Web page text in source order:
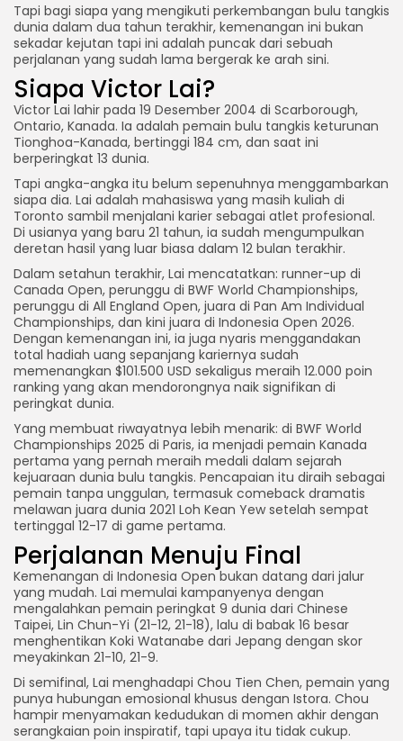
Tapi bagi siapa yang mengikuti perkembangan bulu tangkis
dunia dalam dua tahun terakhir, kemenangan ini bukan
sekadar kejutan tapi ini adalah puncak dari sebuah
perjalanan yang sudah lama bergerak ke arah sini.
Siapa Victor Lai?
Victor Lai lahir pada 19 Desember 2004 di Scarborough,
Ontario, Kanada. Ia adalah pemain bulu tangkis keturunan
Tionghoa-Kanada, bertinggi 184 cm, dan saat ini
berperingkat 13 dunia.
Tapi angka-angka itu belum sepenuhnya menggambarkan
siapa dia. Lai adalah mahasiswa yang masih kuliah di
Toronto sambil menjalani karier sebagai atlet profesional.
Di usianya yang baru 21 tahun, ia sudah mengumpulkan
deretan hasil yang luar biasa dalam 12 bulan terakhir.
Dalam setahun terakhir, Lai mencatatkan: runner-up di
Canada Open, perunggu di BWF World Championships,
perunggu di All England Open, juara di Pan Am Individual
Championships, dan kini juara di Indonesia Open 2026.
Dengan kemenangan ini, ia juga nyaris menggandakan
total hadiah uang sepanjang kariernya sudah
memenangkan $101.500 USD sekaligus meraih 12.000 poin
ranking yang akan mendorongnya naik signifikan di
peringkat dunia.
Yang membuat riwayatnya lebih menarik: di BWF World
Championships 2025 di Paris, ia menjadi pemain Kanada
pertama yang pernah meraih medali dalam sejarah
kejuaraan dunia bulu tangkis. Pencapaian itu diraih sebagai
pemain tanpa unggulan, termasuk comeback dramatis
melawan juara dunia 2021 Loh Kean Yew setelah sempat
tertinggal 12-17 di game pertama.
Perjalanan Menuju Final
Kemenangan di Indonesia Open bukan datang dari jalur
yang mudah. Lai memulai kampanyenya dengan
mengalahkan pemain peringkat 9 dunia dari Chinese
Taipei, Lin Chun-Yi (21-12, 21-18), lalu di babak 16 besar
menghentikan Koki Watanabe dari Jepang dengan skor
meyakinkan 21-10, 21-9.
Di semifinal, Lai menghadapi Chou Tien Chen, pemain yang
punya hubungan emosional khusus dengan Istora. Chou
hampir menyamakan kedudukan di momen akhir dengan
serangkaian poin inspiratif, tapi upaya itu tidak cukup.